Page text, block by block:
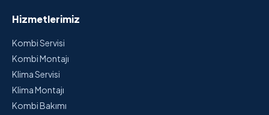
Hizmetlerimiz
Kombi Servisi
Kombi Montajı
Klima Servisi
Klima Montajı
Kombi Bakımı